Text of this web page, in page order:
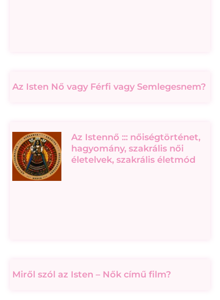
Az Isten Nő vagy Férfi vagy Semlegesnem?
Az Istennő ::: nőiségtörténet,
hagyomány, szakrális női
életelvek, szakrális életmód
Miről szól az Isten – Nők című film?